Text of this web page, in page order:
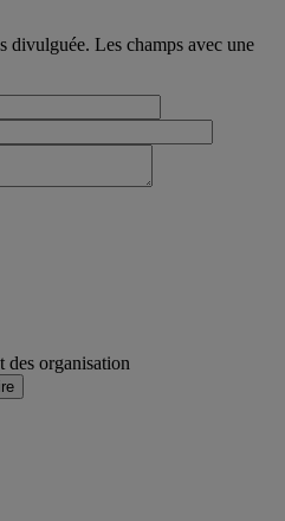
divulguée. Les champs avec une
des organisation